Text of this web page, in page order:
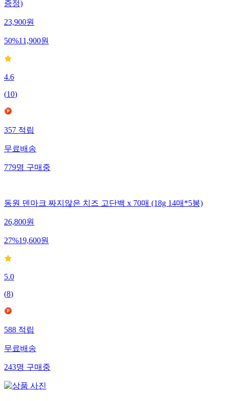
증정)
23,900원
50%11,900원
4.6
(10)
357적립
무료배송
779명구매중
동원 덴마크 짜지않은 치즈 고단백 x 70매 (18g 14매*5봉)
26,800원
27%19,600원
5.0
(8)
588적립
무료배송
243명구매중